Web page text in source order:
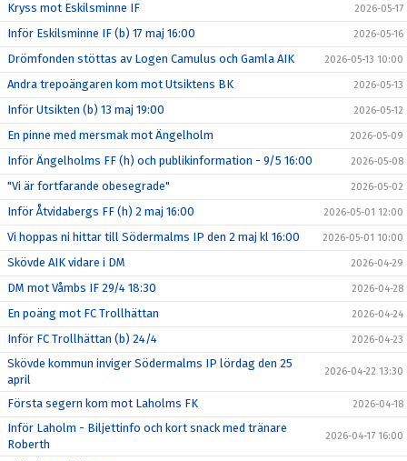
Kryss mot Eskilsminne IF 2026-05-17
Inför Eskilsminne IF (b) 17 maj 16:00 2026-05-16
Drömfonden stöttas av Logen Camulus och Gamla AIK 2026-05-13 10:00
Andra trepoängaren kom mot Utsiktens BK 2026-05-13
Inför Utsikten (b) 13 maj 19:00 2026-05-12
En pinne med mersmak mot Ängelholm 2026-05-09
Inför Ängelholms FF (h) och publikinformation - 9/5 16:00 2026-05-08
"Vi är fortfarande obesegrade" 2026-05-02
Inför Åtvidabergs FF (h) 2 maj 16:00 2026-05-01 12:00
Vi hoppas ni hittar till Södermalms IP den 2 maj kl 16:00 2026-05-01 10:00
Skövde AIK vidare i DM 2026-04-29
DM mot Våmbs IF 29/4 18:30 2026-04-28
En poäng mot FC Trollhättan 2026-04-24
Inför FC Trollhättan (b) 24/4 2026-04-23
Skövde kommun inviger Södermalms IP lördag den 25
april
2026-04-22 13:30
Första segern kom mot Laholms FK 2026-04-18
Inför Laholm - Biljettinfo och kort snack med tränare
Roberth
2026-04-17 16:00